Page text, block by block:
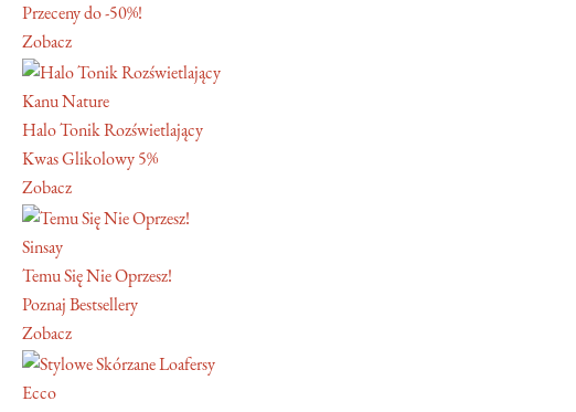
Przeceny do -50%!
Zobacz
Kanu Nature
Halo Tonik Rozświetlający
Kwas Glikolowy 5%
Zobacz
Sinsay
Temu Się Nie Oprzesz!
Poznaj Bestsellery
Zobacz
Ecco